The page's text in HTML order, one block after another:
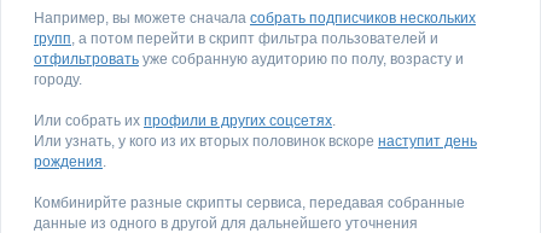
Например, вы можете сначала собрать подписчиков нескольких
групп, а потом перейти в скрипт фильтра пользователей и
отфильтровать уже собранную аудиторию по полу, возрасту и
городу.
Или собрать их профили в других соцсетях.
Или узнать, у кого из их вторых половинок вскоре наступит день
рождения.
Комбинирйте разные скрипты сервиса, передавая собранные
данные из одного в другой для дальнейшего уточнения